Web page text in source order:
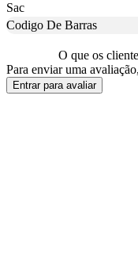
Sac
Codigo De Barras
O que os
Para enviar uma
Entrar para avaliar